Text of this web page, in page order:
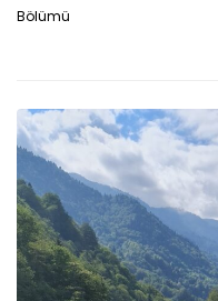
Bölümü